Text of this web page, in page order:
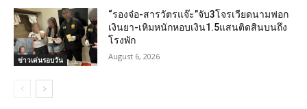
ข่าวเด่นรอบวัน
“รองจ๋อ-สารวัตรแจ๊ะ”จับ3โจรเวียดนามฟอก
เงินยา-เหิมหนักหอบเงิน1.5แสนติดสินบนถึง
โรงพัก
August 6, 2026